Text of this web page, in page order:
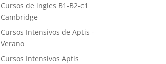
Cursos de ingles B1-B2-c1
Cambridge
Cursos Intensivos de Aptis -
Verano
Cursos Intensivos Aptis